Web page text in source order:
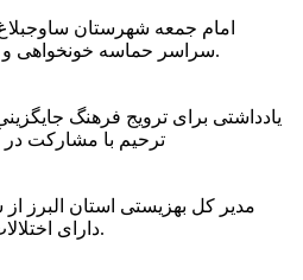
امام جمعه شهرستان
سراسر حماسه خونخواهی و مرگ بر آمریکا و اسرائیل بود.
یادداشتی برای ترویج فرهنگ
ترحیم با مشارکت در
دارای اختلالات بینایی در این استان خبر داد.